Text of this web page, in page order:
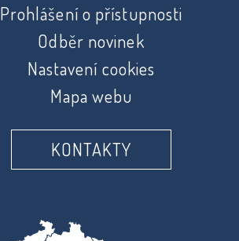
Prohlášení o přístupnosti
Odběr novinek
Nastavení cookies
Mapa webu
KONTAKTY